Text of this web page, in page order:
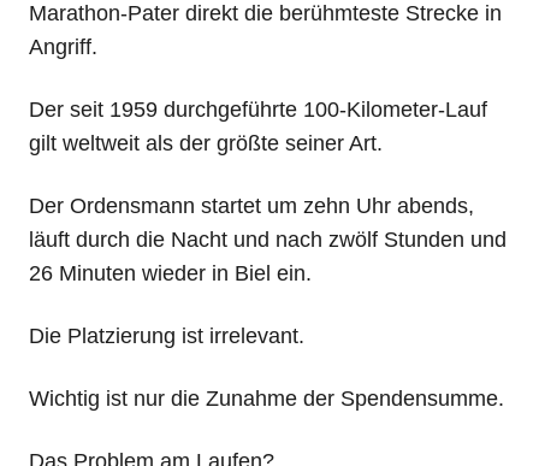
Marathon-Pater direkt die berühmteste Strecke in
Angriff.
Der seit 1959 durchgeführte 100-Kilometer-Lauf
gilt weltweit als der größte seiner Art.
Der Ordensmann startet um zehn Uhr abends,
läuft durch die Nacht und nach zwölf Stunden und
26 Minuten wieder in Biel ein.
Die Platzierung ist irrelevant.
Wichtig ist nur die Zunahme der Spendensumme.
Das Problem am Laufen?